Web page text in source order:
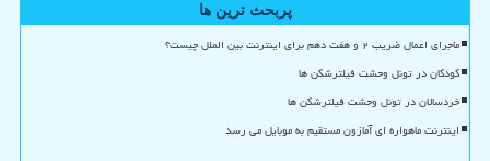
پربحث ترین ها
ماجرای اعمال ضریب ۲ و هفت دهم برای اینترنت بین الملل چیست؟
کودکان در تونل وحشت فیلترشکن ها
خردسالان در تونل وحشت فیلترشکن ها
اینترنت ماهواره ای آمازون مستقیم به موبایل می رسد